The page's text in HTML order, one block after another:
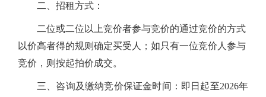
二、招租方式：
二位或二位以上竞价者参与竞价的通过竞价的方式
以价高者得的规则确定买受人；如只有一位竞价人参与
竞价，则按起拍价成交。
三、咨询及缴纳竞价保证金时间：即日起至2026年